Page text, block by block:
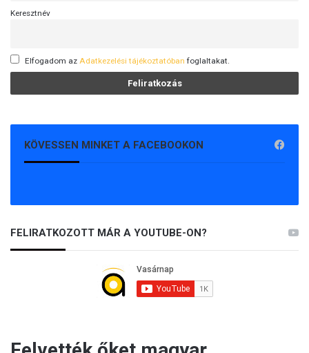
Keresztnév
Elfogadom az Adatkezelési tájékoztatóban foglaltakat.
KÖVESSEN MINKET A FACEBOOKON
FELIRATKOZOTT MÁR A YOUTUBE-ON?